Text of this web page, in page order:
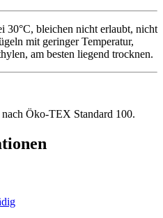
30°C, bleichen nicht erlaubt, nicht
mit geringer Temperatur,
am besten liegend trocknen.
Öko-TEX Standard 100.